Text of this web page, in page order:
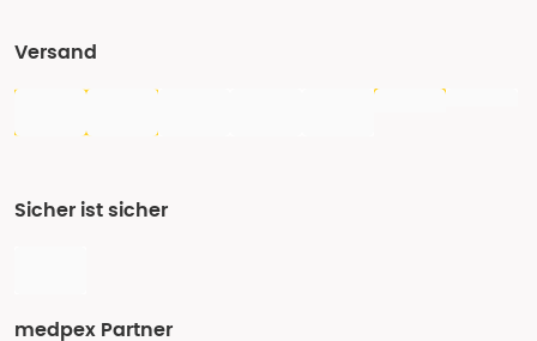
Versand
Sicher ist sicher
medpex Partner